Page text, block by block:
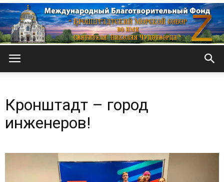
Морской
собор
Кронштадт – город
инженеров!